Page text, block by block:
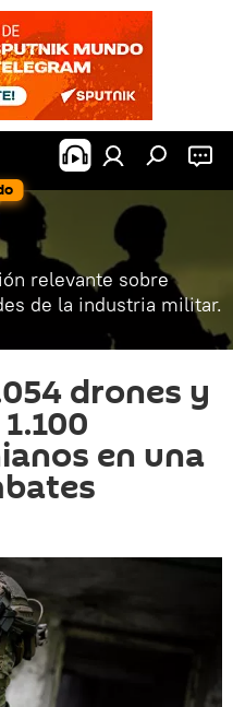
relevante sobre
de la industria militar.
drones y
en una